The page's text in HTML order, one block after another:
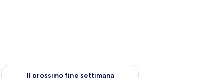
ago 7 - ago 9
Il prossimo fine settimana
Verifica la disponibilità per il prossimo fine settimana, ago 14